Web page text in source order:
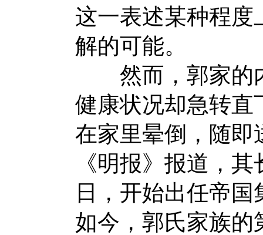
这一表述某种程度
解的可能。
然而，郭家的
健康状况却急转直
在家里晕倒，随即
《明报》报道，
日，开始出任帝
如今，郭氏家族的